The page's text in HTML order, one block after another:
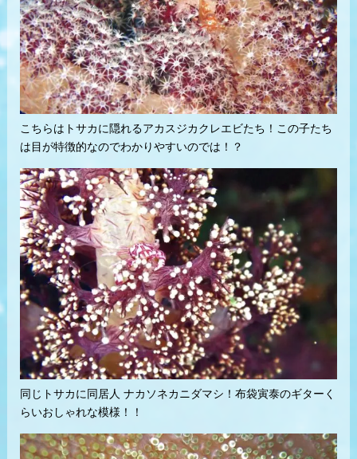
こちらはトサカに隠れるアカスジカクレエビたち！この子たち
は目が特徴的なのでわかりやすいのでは！？
同じトサカに同居人 ナカソネカニダマシ！布袋寅泰のギターく
らいおしゃれな模様！！